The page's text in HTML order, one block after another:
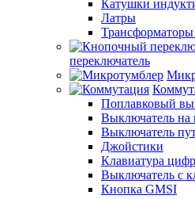
Катушки
Латры
Трансформаторы
переключатель
Поплавковый
Выключатель на
Выключатель
Джойстики
Клавиатура
Выключатель с
Кнопка GMSI